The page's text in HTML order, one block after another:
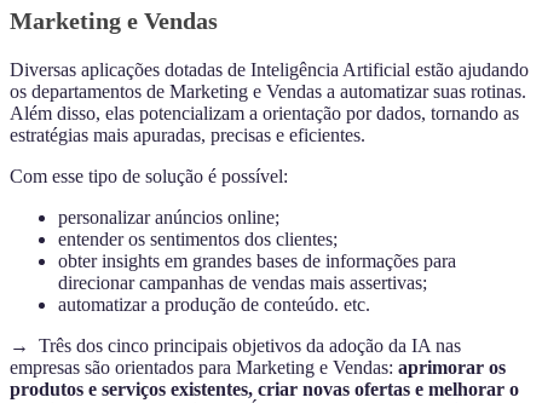
Marketing e Vendas
Diversas aplicações dotadas de Inteligência Artificial estão ajudando
os departamentos de Marketing e Vendas a automatizar suas rotinas.
Além disso, elas potencializam a orientação por dados, tornando as
estratégias mais apuradas, precisas e eficientes.
Com esse tipo de solução é possível:
personalizar anúncios online;
entender os sentimentos dos clientes;
obter insights em grandes bases de informações para
direcionar campanhas de vendas mais assertivas;
automatizar a produção de conteúdo. etc.
→ Três dos cinco principais objetivos da adoção da IA ​​nas
empresas são orientados para Marketing e Vendas: aprimorar os
produtos e serviços existentes, criar novas ofertas e melhorar o